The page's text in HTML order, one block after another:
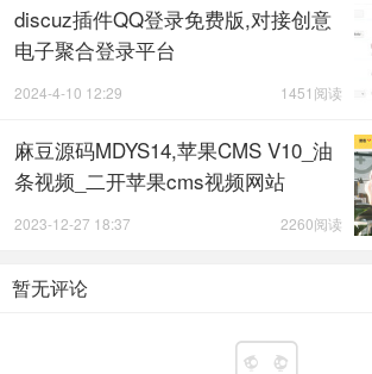
discuz插件QQ登录免费版,对接创意
电子聚合登录平台
1451阅读
2024-4-10 12:29
麻豆源码MDYS14,苹果CMS V10_油
条视频_二开苹果cms视频网站
2260阅读
2023-12-27 18:37
暂无评论